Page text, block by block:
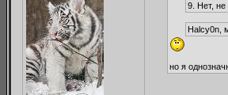
9. Нет, не
Halcy0n,
но я